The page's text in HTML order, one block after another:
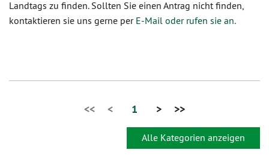
Landtags zu finden. Sollten Sie einen Antrag nicht finden,
kontaktieren sie uns gerne per E-Mail oder rufen sie an.
<< < 1 > >>
Alle Kategorien anzeigen